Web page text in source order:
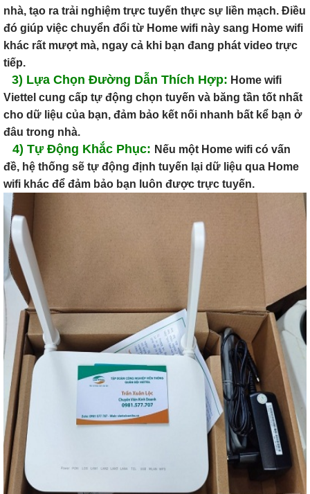
nhà, tạo ra trải nghiệm trực tuyến thực sự liền mạch. Điều
đó giúp việc chuyển đổi từ Home wifi này sang Home wifi
khác rất mượt mà, ngay cả khi bạn đang phát video trực
tiếp.
3) Lựa Chọn Đường Dẫn Thích Hợp: Home wifi
Viettel cung cấp tự động chọn tuyến và băng tần tốt nhất
cho dữ liệu của bạn, đảm bảo kết nối nhanh bất kể bạn ở
đâu trong nhà.
4) Tự Động Khắc Phục: Nếu một Home wifi có vấn
đề, hệ thống sẽ tự động định tuyến lại dữ liệu qua Home
wifi khác để đảm bảo bạn luôn được trực tuyến.